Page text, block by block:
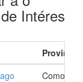
Intéres
Provincia
Como Ir a